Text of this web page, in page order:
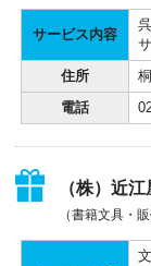
サービス内容
住所
電話
（株）近
（書籍文具・販